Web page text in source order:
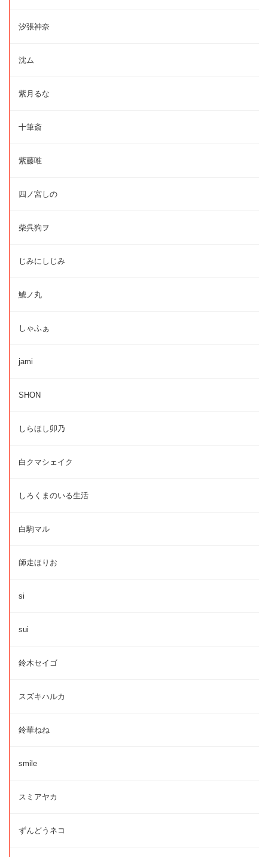
汐張神奈
沈ム
紫月るな
十筆斎
紫藤唯
四ノ宮しの
柴呉狗ヲ
じみにしじみ
鯱ノ丸
しゃふぁ
jami
SHON
しらほし卯乃
白クマシェイク
しろくまのいる生活
白駒マル
師走ほりお
si
sui
鈴木セイゴ
スズキハルカ
鈴華ねね
smile
スミアヤカ
ずんどうネコ